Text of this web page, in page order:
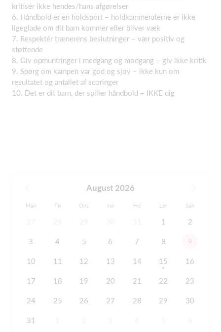
kritisér ikke hendes/hans afgørelser
6. Håndbold er en holdsport – holdkammeraterne er ikke
ligeglade om dit barn kommer eller bliver væk
7. Respektér trænerens beslutninger – vær positiv og
støttende
8. Giv opmuntringer i medgang og modgang – giv ikke kritik
9. Spørg om kampen var god og sjov – ikke kun om
resultatet og antallet af scoringer
10. Det er dit barn, der spiller håndbold – IKKE dig
August 2026
Man Tir Ons Tor Fre Lør Søn
1 2
3 4 5 6 7 8 9
10 11 12 13 14 15 16
17 18 19 20 21 22 23
24 25 26 27 28 29 30
31